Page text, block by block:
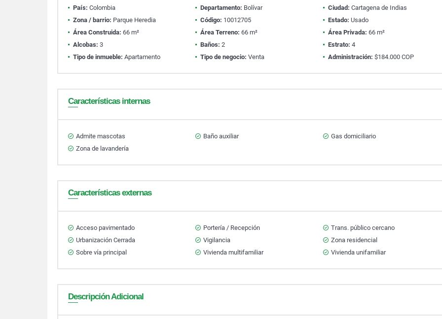
País: Colombia Departamento: Bolívar Ciudad: Cartagena de Indias
Zona / barrio: Parque Heredia Código: 10012705 Estado: Usado
Área Construida: 66 m² Área Terreno: 66 m² Área Privada: 66 m²
Alcobas: 3 Baños: 2 Estrato: 4
Tipo de inmueble: Apartamento Tipo de negocio: Venta Administración: $184.000 COP
Características internas
Admite mascotas Baño auxiliar
Gas domiciliario
Zona de lavandería
Características externas
Acceso pavimentado Portería / Recepción
Trans. público cercano
Urbanización Cerrada
Vigilancia
Zona residencial
Sobre vía principal
Vivienda multifamiliar Vivienda unifamiliar
Descripción Adicional